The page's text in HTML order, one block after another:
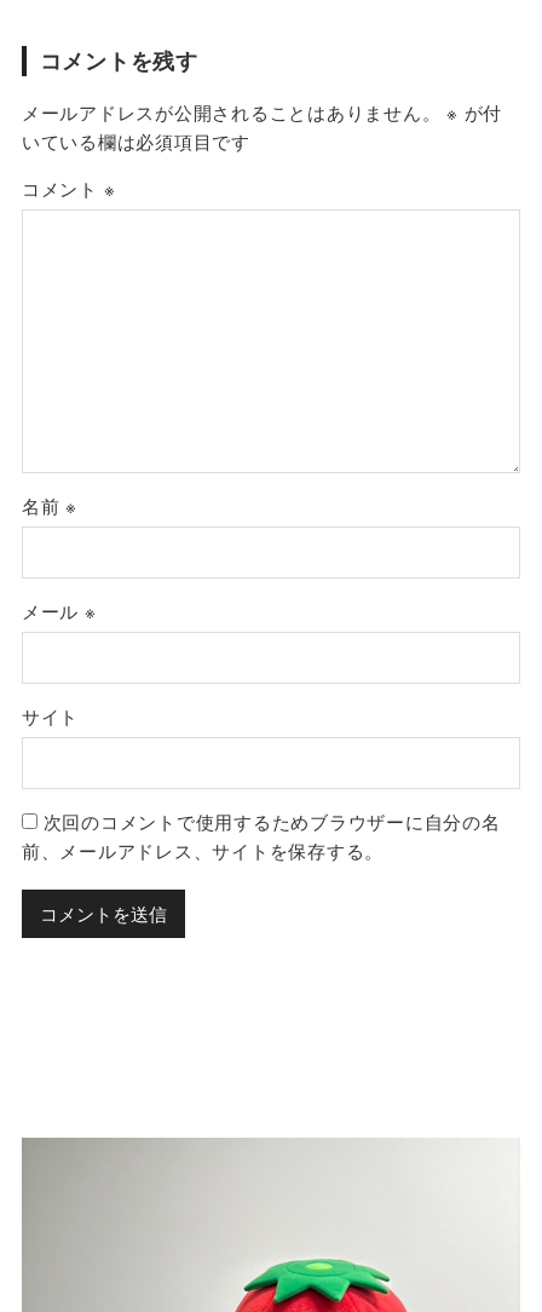
コメントを残す
メールアドレスが公開されることはありません。 ※ が付
いている欄は必須項目です
コメント ※
名前※
メール ※
サイト
次回のコメントで使用するためブラウザーに自分の名
前、メールアドレス、サイトを保存する。